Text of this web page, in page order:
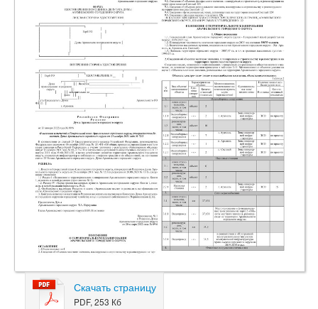
Скачать страницу
PDF, 253 Кб